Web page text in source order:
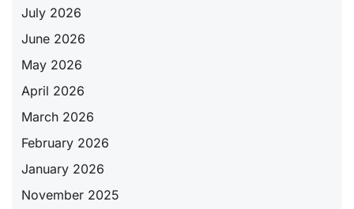
July 2026
June 2026
May 2026
April 2026
March 2026
February 2026
January 2026
November 2025